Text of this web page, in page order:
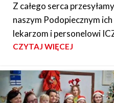
Z całego serca
naszym Podopiecznym
lekarzom i personelowi
CZYTAJ WIĘCEJ